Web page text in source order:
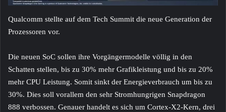
Qualcomm stellte auf dem Tech Summit die neue Generation der
Prozessoren vor.
Die neuen SoC sollen ihre Vorgängermodelle völlig in den
Schatten stellen, bis zu 30% mehr Grafikleistung und bis zu 20%
mehr CPU Leistung. Somit sinkt der Energieverbrauch um bis zu
30%. Dies soll vorallem den sehr Stromhungrigen Snapdragon
888 verbossen. Genauer handelt es sich um Cortex-X2-Kern, drei